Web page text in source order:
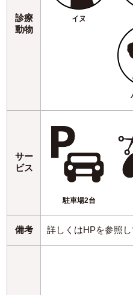
診療
動物
イヌ
サー
ビス
駐車場2台
備考 詳しくはHPを参照し